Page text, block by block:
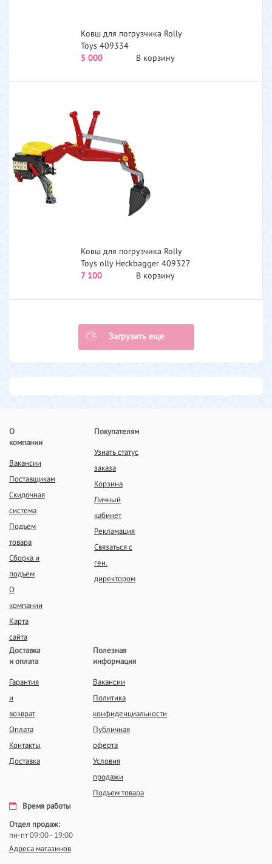
Ковш для погрузчика Rolly
Toys 409334
5 000
В корзину
Ковш для погрузчика Rolly
Toys olly Heckbagger 409327
7 100
В корзину
Загрузить еще
О
компании
Вакансии
Поставщикам
Скидочная
система
Подъем
товара
Сборка и
подъем
О
компании
Карта
сайта
Покупателям
Узнать статус
заказа
Корзина
Личный
кабинет
Рекламация
Связаться с
ген.
директором
Доставка
и оплата
Гарантия
и
возврат
Оплата
Контакты
Доставка
Полезная
информация
Вакансии
Политика
конфиденциальности
Публичная
оферта
Условия
продажи
Подъем товара
Время работы
Отдел продаж:
пн-пт 09:00 - 19:00
Адреса магазинов